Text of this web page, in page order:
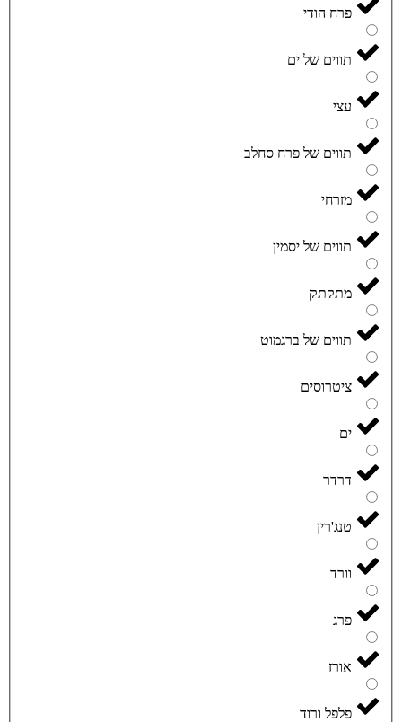
פרח הודי
תווים של ים
עצי
תווים של פרח סחלב
מזרחי
תווים של יסמין
מתקתק
תווים של ברגמוט
ציטרוסים
ים
דרדר
טנג'רין
וורד
פרג
אורז
פלפל ורוד